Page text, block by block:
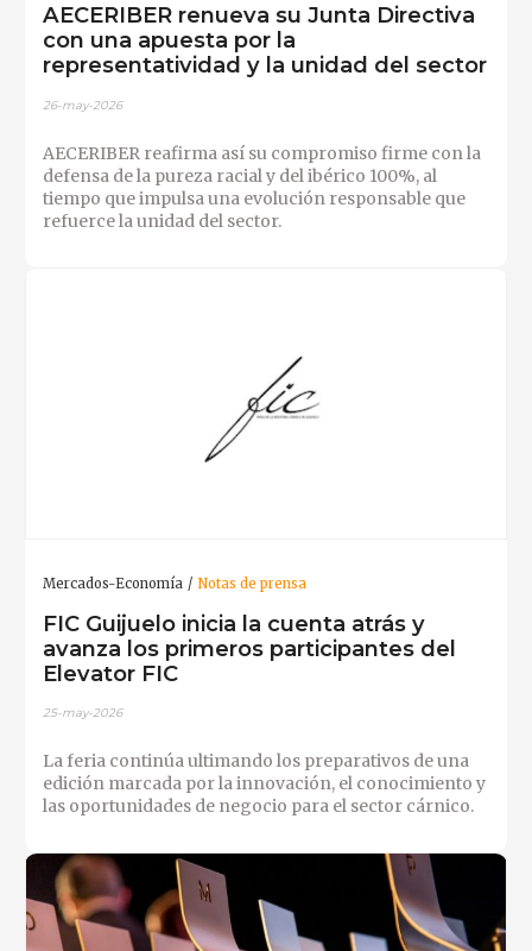
AECERIBER renueva su Junta Directiva
con una apuesta por la
representatividad y la unidad del sector
26-may-2026
AECERIBER reafirma así su compromiso firme con la
defensa de la pureza racial y del ibérico 100%, al
tiempo que impulsa una evolución responsable que
refuerce la unidad del sector.
Mercados-Economía Notas de prensa
FIC Guijuelo inicia la cuenta atrás y
avanza los primeros participantes del
Elevator FIC
25-may-2026
La feria continúa ultimando los preparativos de una
edición marcada por la innovación, el conocimiento y
las oportunidades de negocio para el sector cárnico.